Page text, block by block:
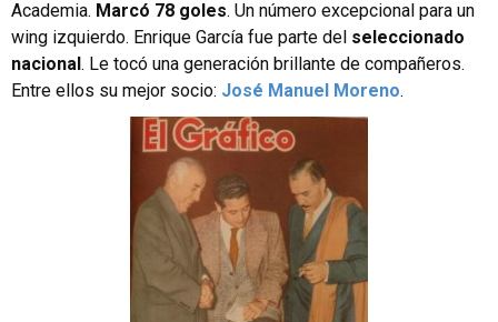
Academia. Marcó 78 goles. Un número excepcional para un
wing izquierdo. Enrique García fue parte del seleccionado
nacional. Le tocó una generación brillante de compañeros.
Entre ellos su mejor socio: José Manuel Moreno.